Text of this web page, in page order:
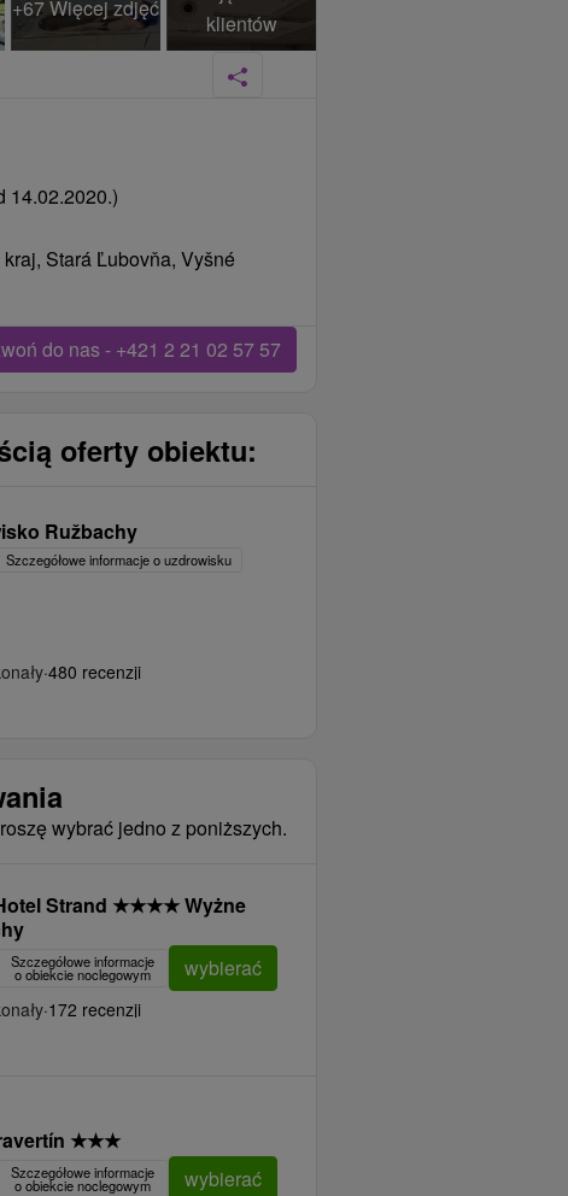
+67 Więcej zdjęć
klientów
14.02.2020.)
Stará Ľubovňa, Vyšné
do nas - +421 2 21 02 57 57
oferty obiektu:
Ružbachy
Szczegółowe informacje o uzdrowisku
·480 recenzji
wybrać jedno z poniższych.
Strand ★★★★Wyżne
Szczegółowe informacje
o obiekcie noclegowym wybierać
·172 recenzji
★★★
Szczegółowe informacje
o obiekcie noclegowym wybierać